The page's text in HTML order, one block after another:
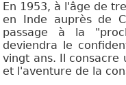
En 1953, à l'âge de
en Inde auprès de
passage à la
deviendra le
vingt ans. Il consacre
et l'aventure de la